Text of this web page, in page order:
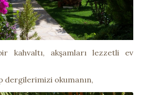
kahvaltı, akşamları lezzetli ev
dergilerimizi okumanın,